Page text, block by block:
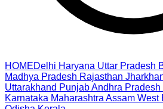
HOMEDelhi Haryana Uttar Pradesh
Madhya Pradesh Rajasthan
Uttarakhand PunjabAndhra Pradesh
Karnataka Maharashtra Assam West